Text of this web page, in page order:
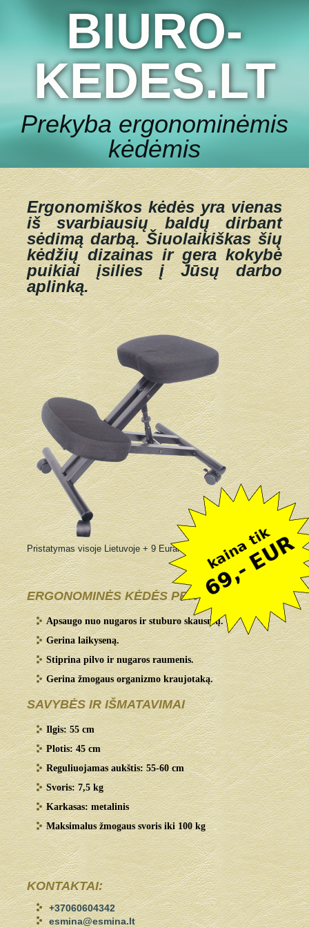
BIURO-
KEDES.LT
Prekyba ergonominėmis
kėdėmis
Ergonomiškos kėdės yra vienas
iš svarbiausių baldų dirbant
sėdimą darbą.Šiuolaikiškas šių
kėdžių dizainas ir gera kokybė
puikiai įsilies į Jūsų darbo
aplinką.
Pristatymas visoje Lietuvoje + 9 Eurai
ERGONOMINĖS KĖDĖS PRIVALUMAI:
Apsaugo nuo nugaros ir stuburo skausmų.
Gerina laikyseną.
Stiprina pilvo ir nugaros raumenis.
Gerina žmogaus organizmo kraujotaką.
SAVYBĖS IR IŠMATAVIMAI
Ilgis: 55 cm
Plotis: 45 cm
Reguliuojamas aukštis: 55-60 cm
Svoris: 7,5 kg
Karkasas: metalinis
Maksimalus žmogaus svoris iki 100 kg
KONTAKTAI:
+37060604342
esmina@esmina.lt